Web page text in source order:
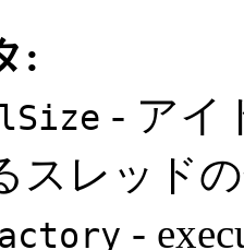
:
- アイ
スレッド
-